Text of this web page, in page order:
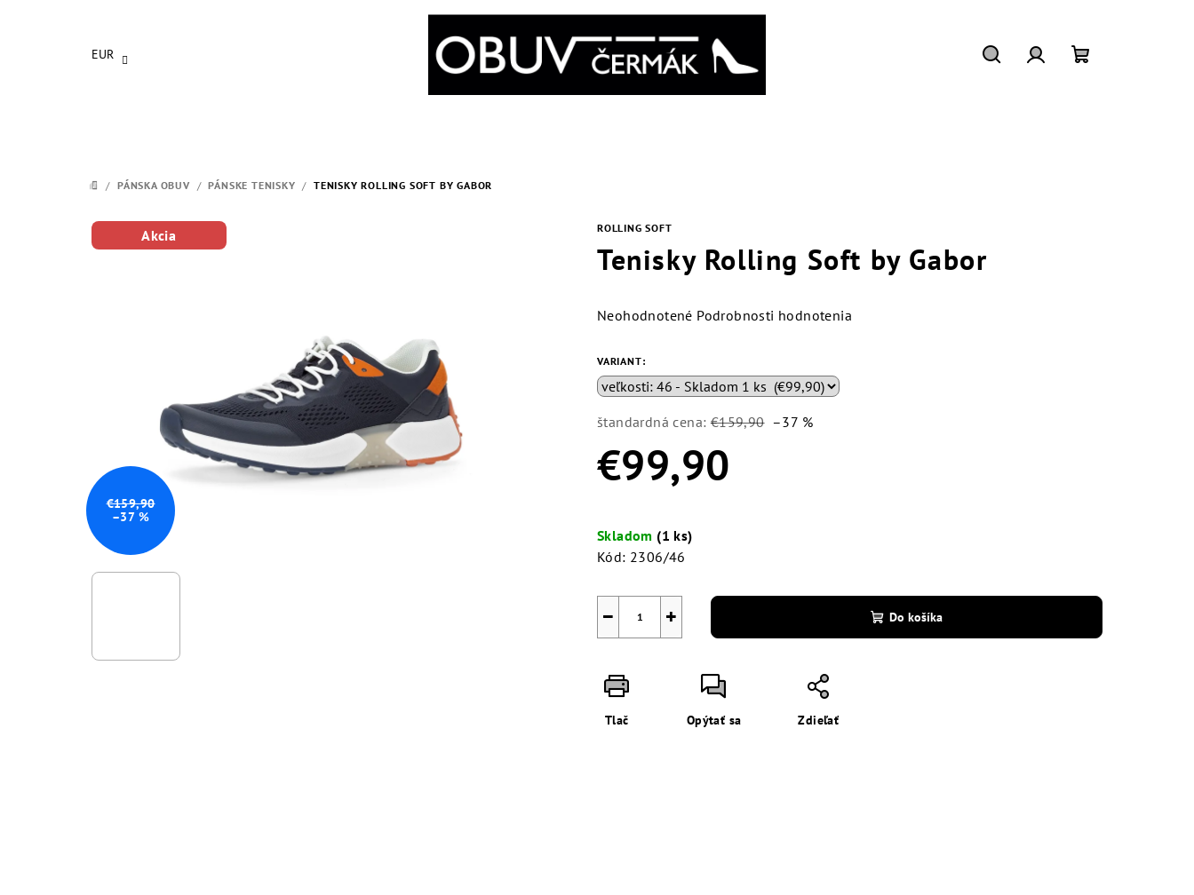
EUR
DOMOV
/ PÁNSKA OBUV / PÁNSKE TENISKY / TENISKY ROLLING SOFT BY GABOR
ROLLING SOFT
Tenisky Rolling Soft by Gabor
Priemerné
produktu
je
0,0
z
hviezdičiek.
Neohodnotené Podrobnosti hodnotenia
VARIANT:
štandardná cena: €159,90 –37 %
€99,90
cena:
Skladom (1 ks)
Kód: 2306/46
+
− Do košíka
Tlač Opýtať sa Zdieľať
Akcia
€159,90
–37 %